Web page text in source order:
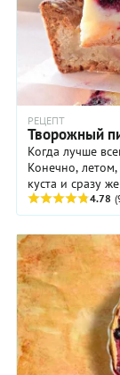
РЕЦЕПТ
Творожный
Когда лучше
Конечно,
куста и сразу
способна
4.78